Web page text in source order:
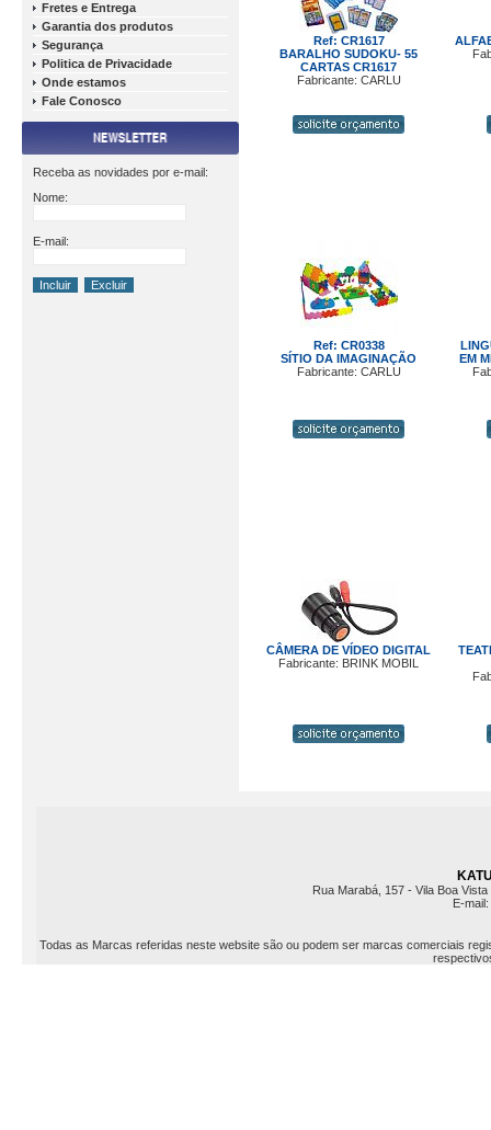
Fretes e Entrega
Garantia dos produtos
Segurança
Politica de Privacidade
Onde estamos
Fale Conosco
Receba as novidades por e-mail:
Nome:
E-mail:
Ref: CR1617
BARALHO SUDOKU- 55
CARTAS CR1617
Fabricante: CARLU
Ref: CR0338
SÍTIO DA IMAGINAÇÃO
Fabricante: CARLU
EM
CÂMERA DE VÍDEO DIGITAL
Fabricante: BRINK MOBIL
Rua Marabá, 157 - Vila Boa
E-mail:
Todas as Marcas referidas neste website são ou podem ser marcas comerciais